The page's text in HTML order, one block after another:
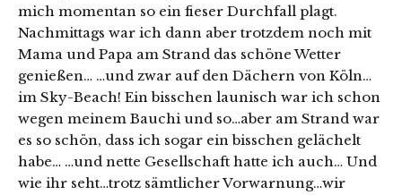
mich momentan so ein fieser Durchfall plagt.
Nachmittags war ich dann aber trotzdem noch mit
Mama und Papa am Strand das schöne Wetter
genießen… …und zwar auf den Dächern von Köln…
im Sky-Beach! Ein bisschen launisch war ich schon
wegen meinem Bauchi und so…aber am Strand war
es so schön, dass ich sogar ein bisschen gelächelt
habe… …und nette Gesellschaft hatte ich auch… Und
wie ihr seht…trotz sämtlicher Vorwarnung…wir